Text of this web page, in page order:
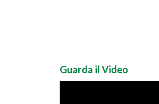
Guarda il Video